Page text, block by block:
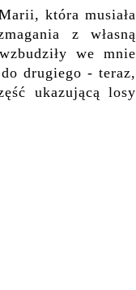
która musiała
z własną
we mnie
drugiego - teraz,
ukazującą losy